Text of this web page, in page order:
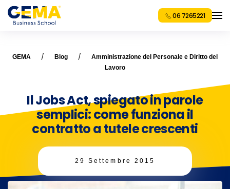
06 7265221
GEMA Blog
Amministrazione del Personale e Diritto del
Lavoro
Il Jobs Act, spiegato in parole
semplici: come funziona il
contratto a tutele crescenti
29 Settembre 2015